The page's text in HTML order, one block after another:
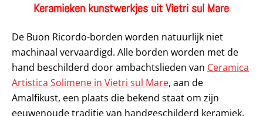
Keramieken kunstwerkjes uit Vietri sul Mare
De Buon Ricordo-borden worden natuurlijk niet
machinaal vervaardigd. Alle borden worden met de
hand beschilderd door ambachtslieden van Ceramica
Artistica Solimene in Vietri sul Mare, aan de
Amalfikust, een plaats die bekend staat om zijn
eeuwenoude traditie van handgeschilderd keramiek.